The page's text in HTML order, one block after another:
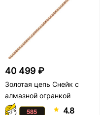
40 499 ₽
Золотая цепь Снейк с
алмазной огранкой
4.8